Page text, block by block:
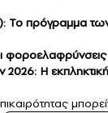
πρόγραμμα των
Η